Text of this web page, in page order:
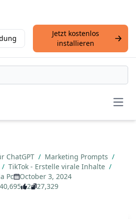
Jetzt kostenlos
installieren
ChatGPT / Marketing Prompts /
/ TikTok - Erstelle virale Inhalte /
Pc
October 3, 2024
40,695
2 27,329